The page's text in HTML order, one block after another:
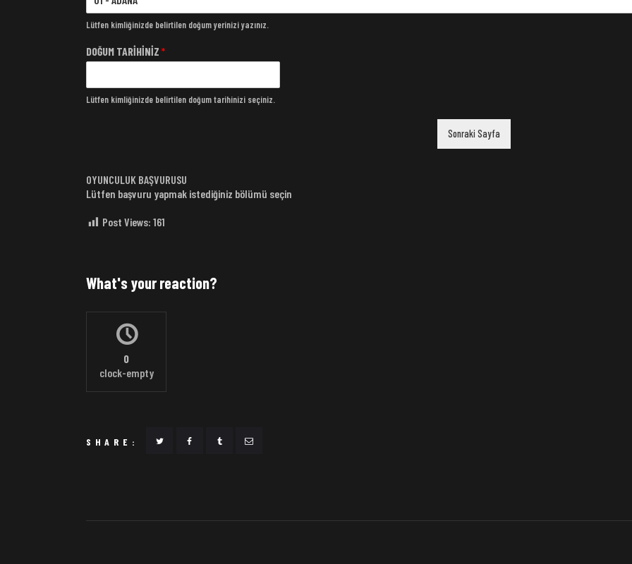
Lütfen kimliğinizde belirtilen doğum yerinizi yazınız.
DOĞUM TARİHİNİZ *
Lütfen kimliğinizde belirtilen doğum tarihinizi seçiniz.
Sonraki Sayfa
OYUNCULUK BAŞVURUSU
Lütfen başvuru yapmak istediğiniz bölümü seçin
Post Views: 161
What's your reaction?
0
clock-empty
SHARE: